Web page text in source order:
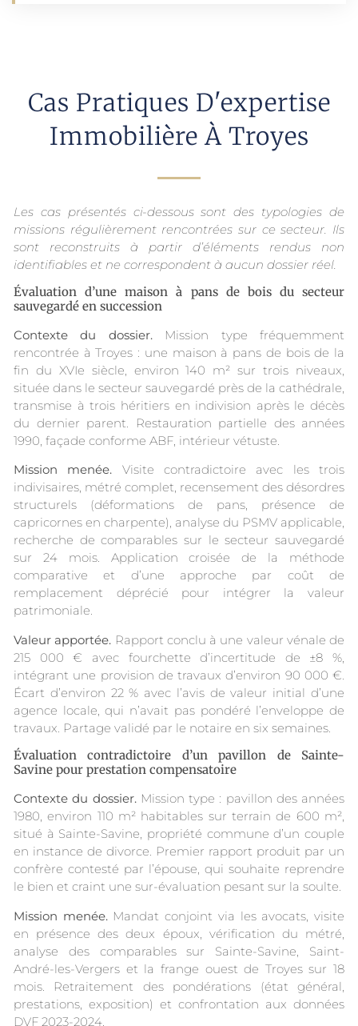
Cas Pratiques D'expertise
Immobilière À Troyes
Les cas présentés ci-dessous sont des typologies de
missions régulièrement rencontrées sur ce secteur. Ils
sont reconstruits à partir d’éléments rendus non
identifiables et ne correspondent à aucun dossier réel.
Évaluation d’une maison à pans de bois du secteur
sauvegardé en succession
Contexte du dossier.Mission type fréquemment
rencontrée à Troyes : une maison à pans de bois de la
fin du XVIe siècle, environ 140 m² sur trois niveaux,
située dans le secteur sauvegardé près de la cathédrale,
transmise à trois héritiers en indivision après le décès
du dernier parent. Restauration partielle des années
1990, façade conforme ABF, intérieur vétuste.
Mission menée. Visite contradictoire avec les trois
indivisaires, métré complet, recensement des désordres
structurels (déformations de pans, présence de
capricornes en charpente), analyse du PSMV applicable,
recherche de comparables sur le secteur sauvegardé
sur 24 mois. Application croisée de la méthode
comparative et d’une approche par coût de
remplacement déprécié pour intégrer la valeur
patrimoniale.
Valeur apportée. Rapport conclu à une valeur vénale de
215 000 € avec fourchette d’incertitude de ±8 %,
intégrant une provision de travaux d’environ 90 000 €.
Écart d’environ 22 % avec l’avis de valeur initial d’une
agence locale, qui n’avait pas pondéré l’enveloppe de
travaux. Partage validé par le notaire en six semaines.
Évaluation contradictoire d’un pavillon de Sainte-
Savine pour prestation compensatoire
Contexte du dossier.Mission type : pavillon des années
1980, environ 110 m² habitables sur terrain de 600 m²,
situé à Sainte-Savine, propriété commune d’un couple
en instance de divorce. Premier rapport produit par un
confrère contesté par l’épouse, qui souhaite reprendre
le bien et craint une sur-évaluation pesant sur la soulte.
Mission menée. Mandat conjoint via les avocats, visite
en présence des deux époux, vérification du métré,
analyse des comparables sur Sainte-Savine, Saint-
André-les-Vergers et la frange ouest de Troyes sur 18
mois. Retraitement des pondérations (état général,
prestations, exposition) et confrontation aux données
DVF 2023-2024.